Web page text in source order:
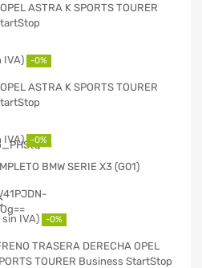
ASTRA K SPORTS TOURER
-0%
ASTRA K SPORTS TOURER
-0%
BMW SERIE X3 (G01)
-0%
TRASERA DERECHA OPEL
TOURER Business StartStop